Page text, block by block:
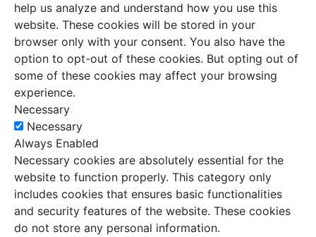
help us analyze and understand how you use this
website. These cookies will be stored in your
browser only with your consent. You also have the
option to opt-out of these cookies. But opting out of
some of these cookies may affect your browsing
experience.
Necessary
Necessary
Always Enabled
Necessary cookies are absolutely essential for the
website to function properly. This category only
includes cookies that ensures basic functionalities
and security features of the website. These cookies
do not store any personal information.